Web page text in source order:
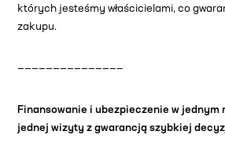
których jesteśmy właścicielami, co
zakupu.
———————————————
Finansowanie i ubezpieczenie w jednym
jednej wizyty z gwarancją szybkiej